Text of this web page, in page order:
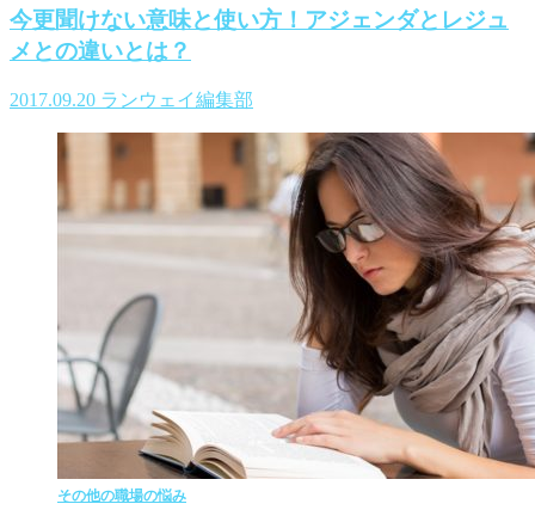
今更聞けない意味と使い方！アジェンダとレジュ
メとの違いとは？
2017.09.20 ランウェイ編集部
その他の職場の悩み